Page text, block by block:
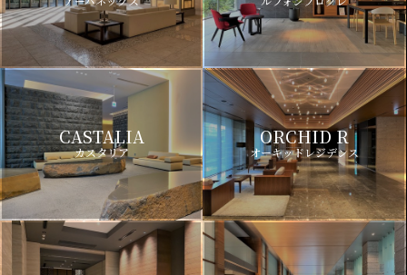
CASTALIA
カスタリア
ORCHID R
オーキッドレジデンス